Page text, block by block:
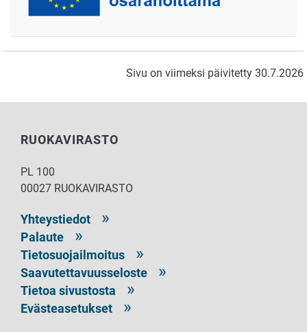
Sivu on viimeksi päivitetty 30.7.2026
RUOKAVIRASTO
PL 100
00027 RUOKAVIRASTO
Yhteystiedot
Palaute
Tietosuojailmoitus
Saavutettavuusseloste
Tietoa sivustosta
Evästeasetukset